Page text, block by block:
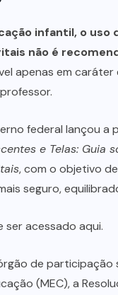
infantil, o uso
não é
apenas em caráter
federal lançou a
e Telas: Guia
, com o objetivo
seguro,
ser acessado aqui.
de participação
(MEC), a